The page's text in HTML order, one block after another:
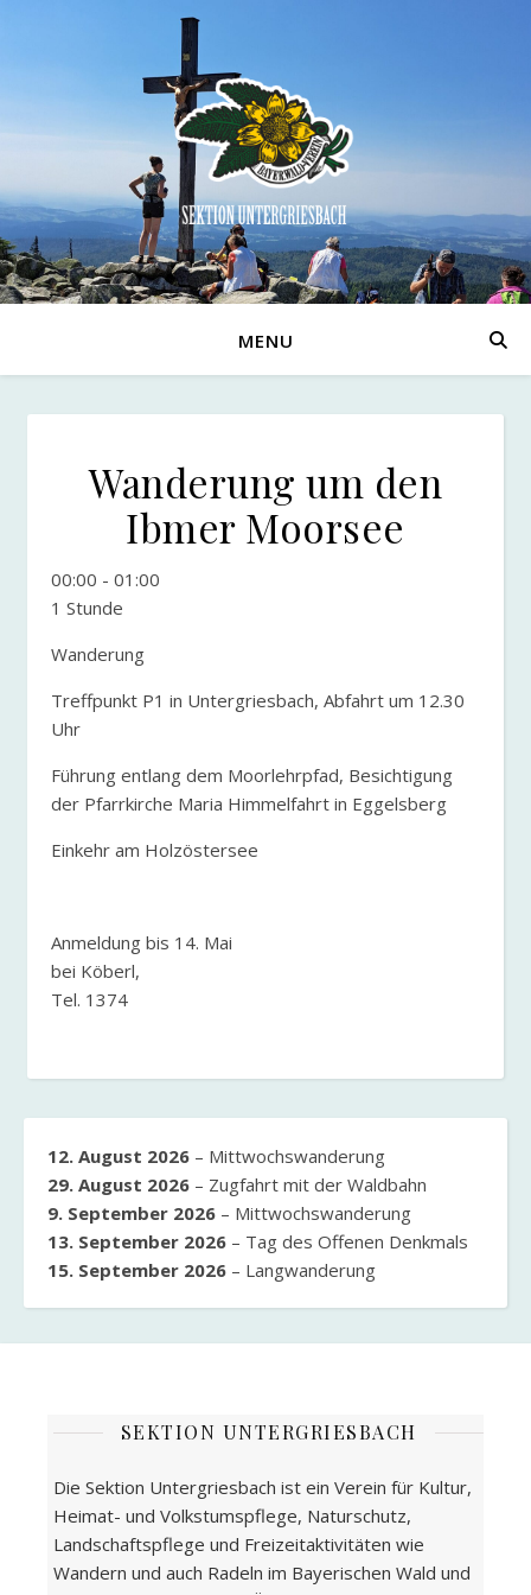
MENU
Wanderung um den
Ibmer Moorsee
00:00 - 01:00
1 Stunde
Wanderung
Treffpunkt P1 in Untergriesbach, Abfahrt um 12.30
Uhr
Führung entlang dem Moorlehrpfad, Besichtigung
der Pfarrkirche Maria Himmelfahrt in Eggelsberg
Einkehr am Holzöstersee
Anmeldung bis 14. Mai
bei Köberl,
Tel. 1374
12. August 2026 – Mittwochswanderung
29. August 2026 – Zugfahrt mit der Waldbahn
9. September 2026 – Mittwochswanderung
13. September 2026 – Tag des Offenen Denkmals
15. September 2026 – Langwanderung
SEKTION UNTERGRIESBACH
Die Sektion Untergriesbach ist ein Verein für Kultur,
Heimat- und Volkstumspflege, Naturschutz,
Landschaftspflege und Freizeitaktivitäten wie
Wandern und auch Radeln im Bayerischen Wald und